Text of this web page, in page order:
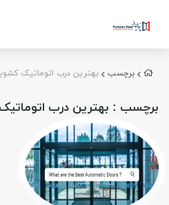
برچسب بهترین درب اتوماتیک
برچسب : بهترین درب